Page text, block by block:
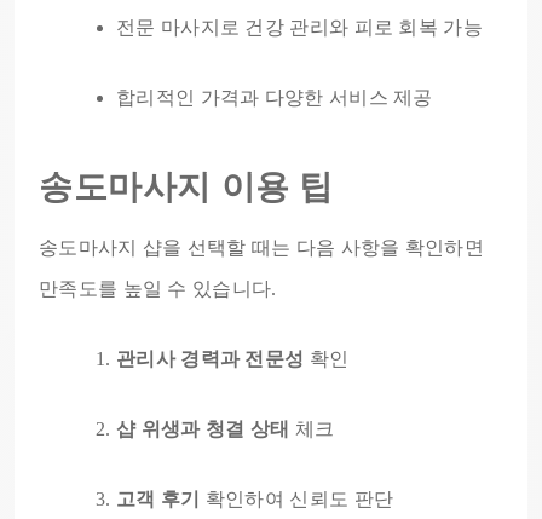
전문 마사지로 건강 관리와 피로 회복 가능
합리적인 가격과 다양한 서비스 제공
송도마사지 이용 팁
송도마사지 샵을 선택할 때는 다음 사항을 확인하면
만족도를 높일 수 있습니다.
관리사 경력과 전문성 확인
샵 위생과 청결 상태 체크
고객 후기 확인하여 신뢰도 판단